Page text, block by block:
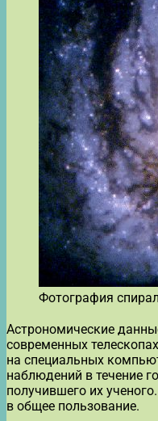
Фотография
Астрономические
современных
на специальных
наблюдений в течение
получившего их
в общее пользование.